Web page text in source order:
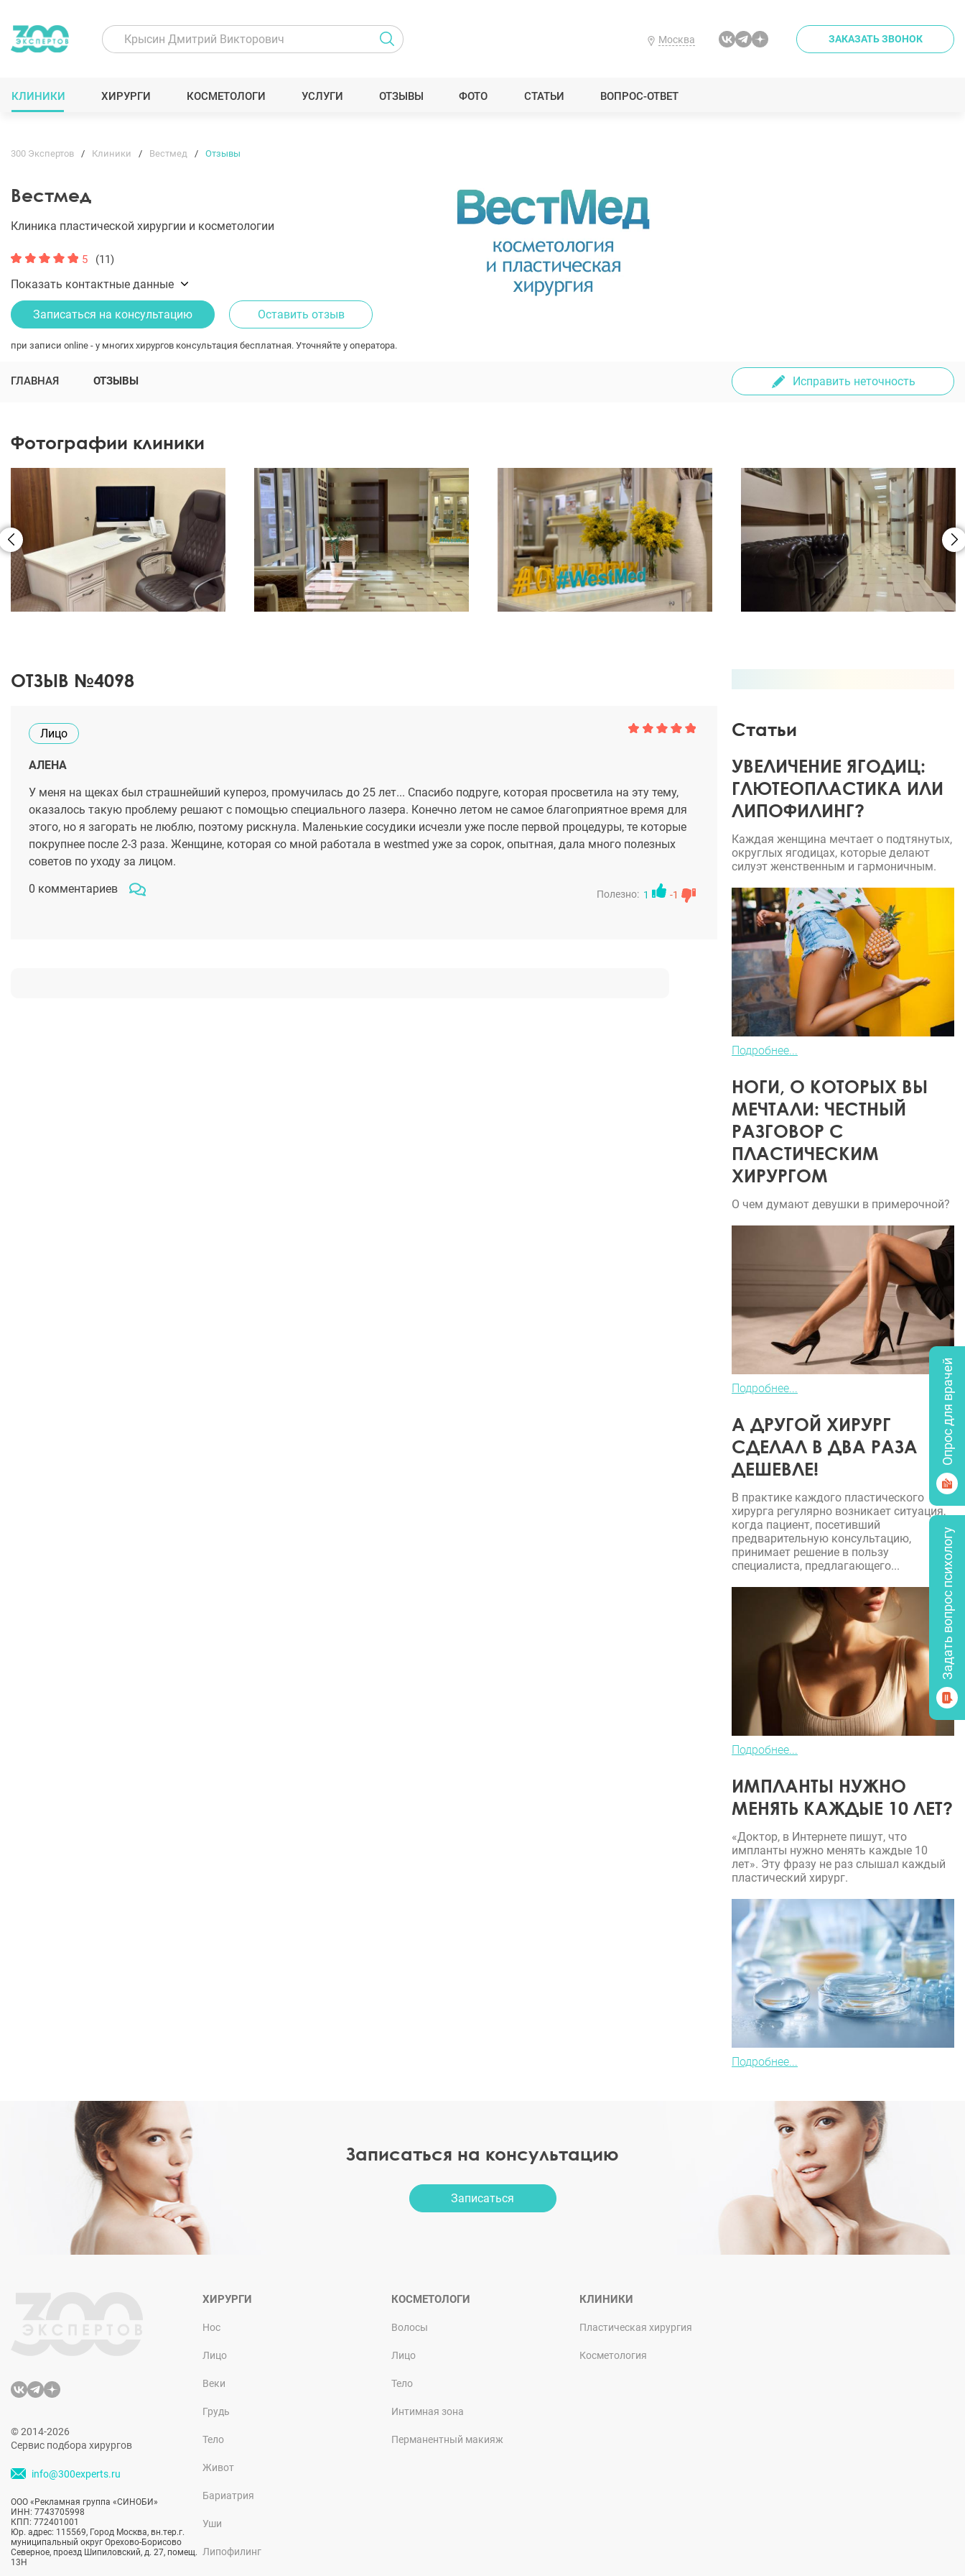
Москва ЗАКАЗАТЬ ЗВОНОК
КЛИНИКИ ХИРУРГИ КОСМЕТОЛОГИ УСЛУГИ ОТЗЫВЫ ФОТО СТАТЬИ ВОПРОС-ОТВЕТ
300 Экспертов Клиники Вестмед Отзывы
Вестмед
Клиника пластической хирургии и косметологии
5 (11)
Показать контактные данные
Записаться на консультацию Оставить отзыв
при записи online - у многих хирургов консультация бесплатная. Уточняйте у оператора.
ГЛАВНАЯ ОТЗЫВЫ Исправить неточность
Фотографии клиники
ОТЗЫВ №4098
Лицо
АЛЕНА
У меня на щеках был страшнейший купероз, промучилась до 25 лет... Спасибо подруге, которая просветила на эту тему,
оказалось такую проблему решают с помощью специального лазера. Конечно летом не самое благоприятное время для
этого, но я загорать не люблю, поэтому рискнула. Маленькие сосудики исчезли уже после первой процедуры, те которые
покрупнее после 2-3 раза. Женщине, которая со мной работала в westmed уже за сорок, опытная, дала много полезных
советов по уходу за лицом.
0 комментариев
Полезно: 1 -1
Статьи
УВЕЛИЧЕНИЕ ЯГОДИЦ:
ГЛЮТЕОПЛАСТИКА ИЛИ
ЛИПОФИЛИНГ?
Каждая женщина мечтает о подтянутых,
округлых ягодицах, которые делают
силуэт женственным и гармоничным.
Подробнее...
НОГИ, О КОТОРЫХ ВЫ
МЕЧТАЛИ: ЧЕСТНЫЙ
РАЗГОВОР С
ПЛАСТИЧЕСКИМ
ХИРУРГОМ
О чем думают девушки в примерочной?
Подробнее...
А ДРУГОЙ ХИРУРГ
СДЕЛАЛ В ДВА РАЗА
ДЕШЕВЛЕ!
В практике каждого пластического
хирурга регулярно возникает ситуация,
когда пациент, посетивший
предварительную консультацию,
принимает решение в пользу
специалиста, предлагающего...
Подробнее...
ИМПЛАНТЫ НУЖНО
МЕНЯТЬ КАЖДЫЕ 10 ЛЕТ?
«Доктор, в Интернете пишут, что
импланты нужно менять каждые 10
лет». Эту фразу не раз слышал каждый
пластический хирург.
Подробнее...
Записаться на консультацию
Записаться
© 2014-2026
Сервис подбора хирургов
info@300experts.ru
ООО «Рекламная группа «СИНОБИ»
ИНН: 7743705998
КПП: 772401001
Юр. адрес: 115569, Город Москва, вн.тер.г.
муниципальный округ Орехово-Борисово
Северное, проезд Шипиловский, д. 27, помещ.
13Н
ХИРУРГИ
Нос
Лицо
Веки
Грудь
Тело
Живот
Бариатрия
Уши
Липофилинг
КОСМЕТОЛОГИ
Волосы
Лицо
Тело
Интимная зона
Перманентный макияж
КЛИНИКИ
Пластическая хирургия
Косметология
Опрос для врачей
Задать вопрос психологу